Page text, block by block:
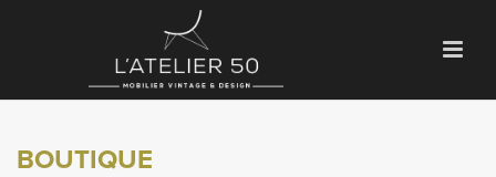
BOUTIQUE